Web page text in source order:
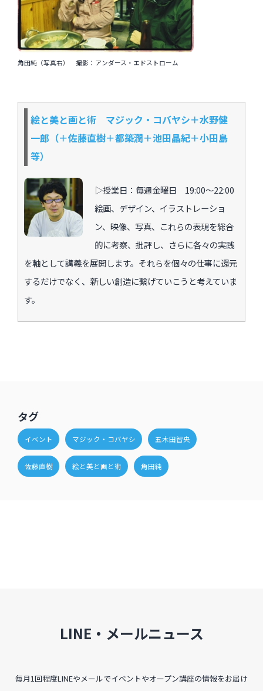
角田純（写真右） 撮影：アンダース・エドストローム
絵と美と画と術 マジック・コバヤシ＋水野健
一郎（＋佐藤直樹＋都築潤＋池田晶紀＋小田島
等）
▷授業日：毎週金曜日 19:00〜22:00
絵画、デザイン、イラストレーショ
ン、映像、写真、これらの表現を総合
的に考察、批評し、さらに各々の実践
を軸として講義を展開します。それらを個々の仕事に還元
するだけでなく、新しい創造に繋げていこうと考えていま
す。
タグ
イベント マジック・コバヤシ 五木田智央
佐藤直樹 絵と美と画と術 角田純
LINE・メールニュース
毎月1回程度LINEやメールでイベントやオープン講座の情報をお届け